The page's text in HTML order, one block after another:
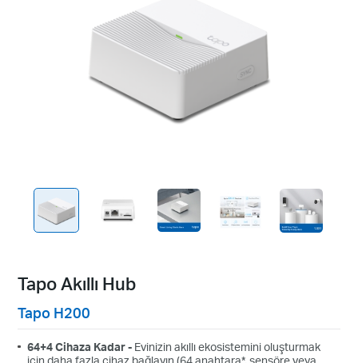
Tapo Akıllı Hub
Tapo H200
64+4 Cihaza Kadar - Evinizin akıllı ekosistemini oluşturmak
için daha fazla cihaz bağlayın (64 anahtara*, sensöre veya